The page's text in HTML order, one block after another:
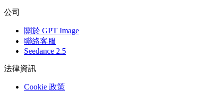
公司
關於 GPT Image
聯絡客服
Seedance 2.5
法律資訊
Cookie 政策